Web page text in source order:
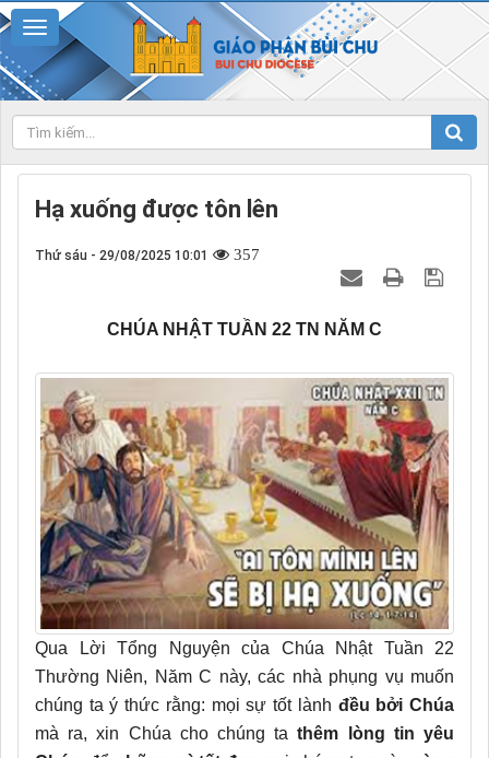
Hạ xuống được tôn lên
Thứ sáu - 29/08/2025 10:01 357
CHÚA NHẬT TUẦN 22 TN NĂM C
Qua Lời Tổng Nguyện của Chúa Nhật Tuần 22
Thường Niên, Năm C này, các nhà phụng vụ muốn
chúng ta ý thức rằng: mọi sự tốt lành đều bởi Chúa
mà ra, xin Chúa cho chúng tathêm lòng tin yêu